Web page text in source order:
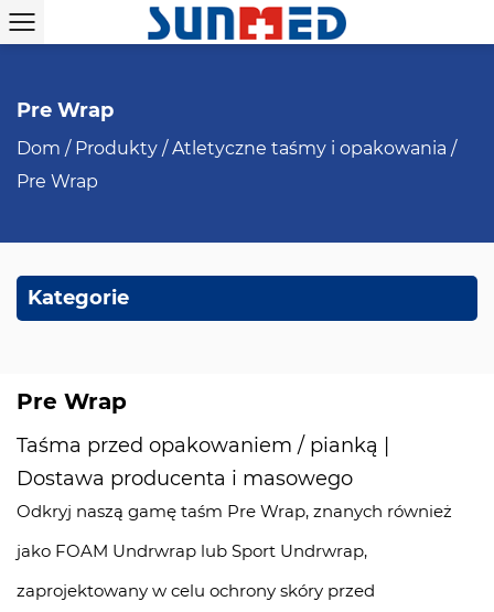
Pre Wrap
Dom / Produkty /Atletyczne taśmy i opakowania /
Pre Wrap
Kategorie
Pre Wrap
Taśma przed opakowaniem / pianką |
Dostawa producenta i masowego
Odkryj naszą gamę taśm Pre Wrap, znanych również
jako FOAM Undrwrap lub Sport Undrwrap,
zaprojektowany w celu ochrony skóry przed